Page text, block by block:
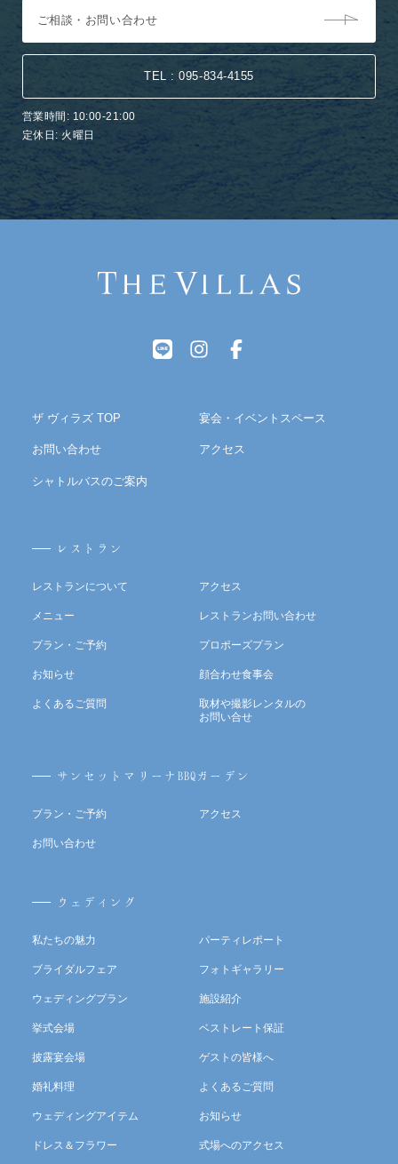
営業時間: 10:00-21:00
定休日: 火曜日
ご相談・お問い合わせ
TEL : 095-834-4155
ザ ヴィラズ TOP 宴会・イベントスペース
お問い合わせ アクセス
シャトルバスのご案内
レストラン
レストランについて
メニュー
プラン・ご予約
お知らせ
よくあるご質問
アクセス
レストランお問い合わせ
プロポーズプラン
顔合わせ食事会
取材や撮影レンタルの
お問い合せ
サンセットマリーナBBQガーデン
プラン・ご予約
お問い合わせ
アクセス
ウェディング
私たちの魅力
ブライダルフェア
ウェディングプラン
挙式会場
披露宴会場
婚礼料理
ウェディングアイテム
ドレス＆フラワー
パーティレポート
フォトギャラリー
施設紹介
ベストレート保証
ゲストの皆様へ
よくあるご質問
お知らせ
式場へのアクセス